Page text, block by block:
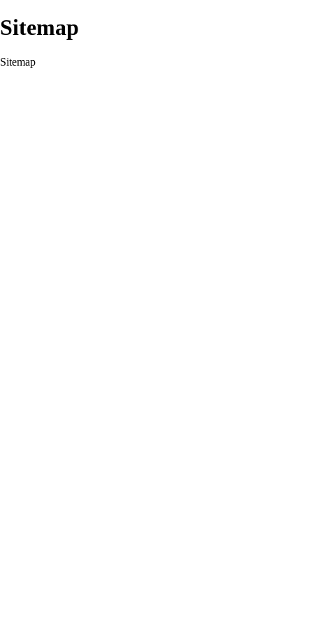
Sitemap
Sitemap